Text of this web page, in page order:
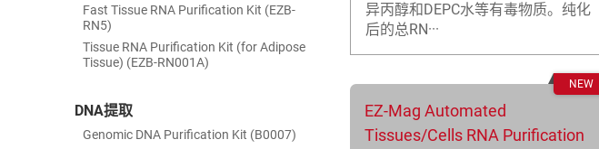
Fast Tissue RNA Purification Kit (EZB-
RN5)
Tissue RNA Purification Kit (for Adipose
Tissue) (EZB-RN001A)
DNA提取
Genomic DNA Purification Kit (B0007)
异丙醇和DEPC水等有毒物质。纯化
后的总RN···
EZ-Mag Automated
Tissues/Cells RNA Purification